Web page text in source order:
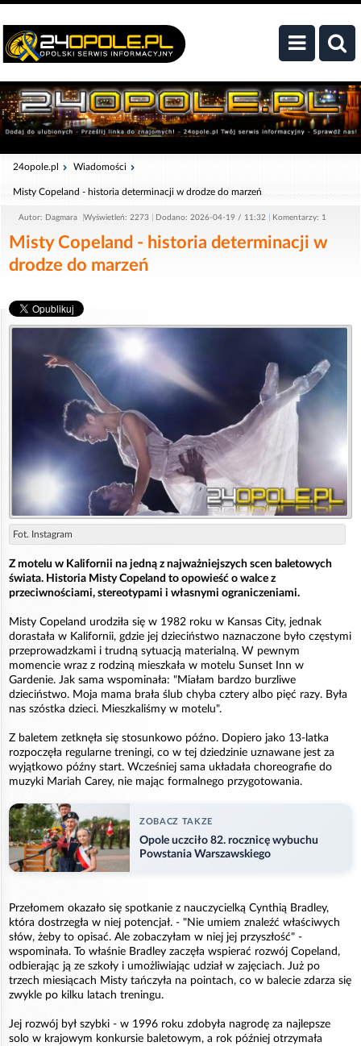
24opole.pl Wiadomości
Misty Copeland - historia determinacji w drodze do marzeń
Autor: Dagmara Wyświetleń: 2273 Dodano: 2026-04-19 / 11:32 Komentarzy: 1
Misty Copeland - historia determinacji w
drodze do marzeń
Fot. Instagram
Z motelu w Kalifornii na jedną z najważniejszych scen baletowych
świata. Historia Misty Copeland to opowieść o walce z
przeciwnościami, stereotypami i własnymi ograniczeniami.
Misty Copeland urodziła się w 1982 roku w Kansas City, jednak
dorastała w Kalifornii, gdzie jej dzieciństwo naznaczone było częstymi
przeprowadzkami i trudną sytuacją materialną. W pewnym
momencie wraz z rodziną mieszkała w motelu Sunset Inn w
Gardenie. Jak sama wspominała: "Miałam bardzo burzliwe
dzieciństwo. Moja mama brała ślub chyba cztery albo pięć razy. Była
nas szóstka dzieci. Mieszkaliśmy w motelu".
Z baletem zetknęła się stosunkowo późno. Dopiero jako 13-latka
rozpoczęła regularne treningi, co w tej dziedzinie uznawane jest za
wyjątkowo późny start. Wcześniej sama układała choreografie do
muzyki Mariah Carey, nie mając formalnego przygotowania.
ZOBACZ TAKZE
Opole uczciło 82. rocznicę wybuchu
Powstania Warszawskiego
Przełomem okazało się spotkanie z nauczycielką Cynthią Bradley,
która dostrzegła w niej potencjał. - "Nie umiem znaleźć właściwych
słów, żeby to opisać. Ale zobaczyłam w niej jej przyszłość" -
wspominała. To właśnie Bradley zaczęła wspierać rozwój Copeland,
odbierając ją ze szkoły i umożliwiając udział w zajęciach. Już po
trzech miesiącach Misty tańczyła na pointach, co w balecie zdarza się
zwykle po kilku latach treningu.
Jej rozwój był szybki - w 1996 roku zdobyła nagrodę za najlepsze
solo w krajowym konkursie baletowym, a rok później otrzymała